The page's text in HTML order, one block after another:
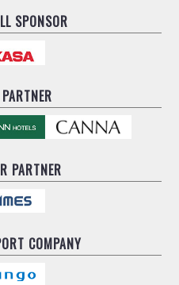
SPONSOR
PARTNER
COMPANY